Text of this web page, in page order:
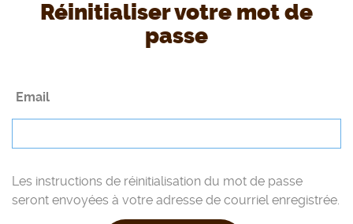
n
c
i
p
a
Réinitialiser votre mot de
passe
Email
Les instructions de réinitialisation du mot de passe
seront envoyées à votre adresse de courriel enregistrée.